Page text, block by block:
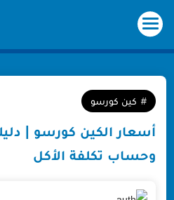
كين كورسو
أسعار الكين كورسو |
وحساب تكلفة الأكل